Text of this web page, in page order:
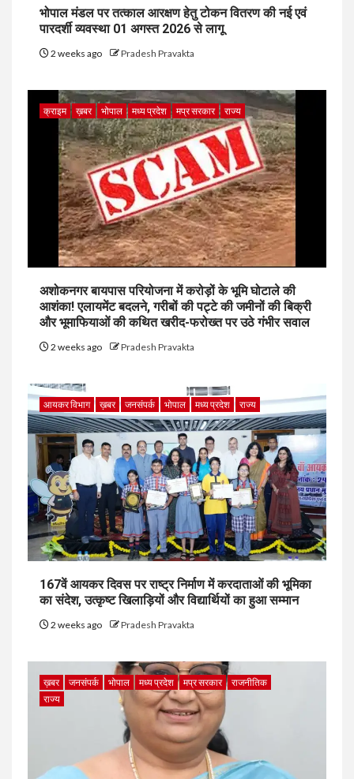
भोपाल मंडल पर तत्काल आरक्षण हेतु टोकन वितरण की नई एवं
पारदर्शी व्यवस्था 01 अगस्त 2026 से लागू
2 weeks ago Pradesh Pravakta
क्राइम ख़बर भोपाल मध्य प्रदेश मप्र सरकार राज्य
अशोकनगर बायपास परियोजना में करोड़ों के भूमि घोटाले की
आशंका! एलायमेंट बदलने, गरीबों की पट्टे की जमीनों की बिक्री
और भूमाफियाओं की कथित खरीद-फरोख्त पर उठे गंभीर सवाल
2 weeks ago Pradesh Pravakta
आयकर विभाग ख़बर जनसंपर्क भोपाल मध्य प्रदेश राज्य
167वें आयकर दिवस पर राष्ट्र निर्माण में करदाताओं की भूमिका
का संदेश, उत्कृष्ट खिलाड़ियों और विद्यार्थियों का हुआ सम्मान
2 weeks ago Pradesh Pravakta
ख़बर जनसंपर्क भोपाल मध्य प्रदेश मप्र सरकार
राजनीतिक
राज्य